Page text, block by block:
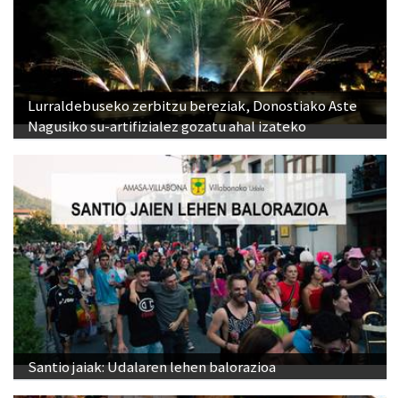
Lurraldebuseko zerbitzu bereziak, Donostiako Aste
Nagusiko su-artifizialez gozatu ahal izateko
Santio jaiak: Udalaren lehen balorazioa